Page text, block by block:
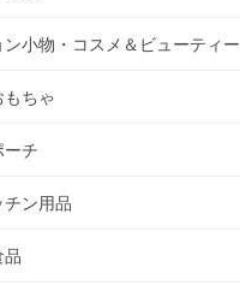
ン小物・コスメ＆ビューティー
ちゃ
ーチ
ン用品
品